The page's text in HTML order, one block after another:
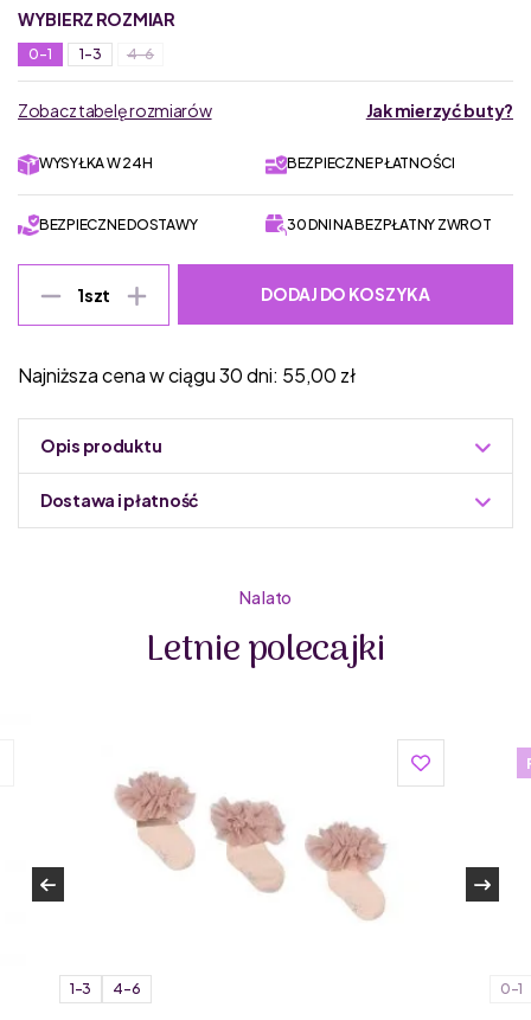
WYBIERZ ROZMIAR
0-1 1-3 4-6
Zobacz tabelę rozmiarów Jak mierzyć buty?
WYSYŁKA W 24H BEZPIECZNE PŁATNOŚCI
BEZPIECZNE DOSTAWY 30 DNI NA BEZPŁATNY ZWROT
1szt DODAJ DO KOSZYKA
Najniższa cena w ciągu 30 dni: 55,00 zł
Opis produktu
Dostawa i płatność
Na lato
Letnie polecajki
1-3 4-6 0-1